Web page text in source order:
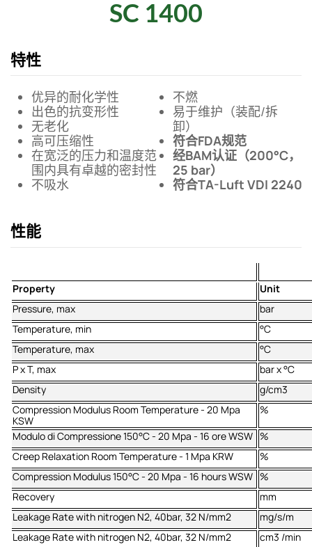
SC 1400
特性
优异的耐化学性
出色的抗变形性
无老化
高可压缩性
在宽泛的压力和温度范
围内具有卓越的密封性
不吸水
不燃
易于维护（装配/拆
卸）
符合FDA规范
经BAM认证（200°C，
25 bar）
符合TA-Luft VDI 2240
性能
Property
Unit
Pressure, max
bar
Temperature, min
°C
Temperature, max
°C
P x T, max
bar x °C
Density
g/cm3
Compression Modulus Room Temperature - 20 Mpa
KSW
%
Modulo di Compressione 150°C - 20 Mpa - 16 ore WSW %
Creep Relaxation Room Temperature - 1 Mpa KRW
%
Compression Modulus 150°C - 20 Mpa - 16 hours WSW %
Recovery
mm
Leakage Rate with nitrogen N2, 40bar, 32 N/mm2
mg/s/m
Leakage Rate with nitrogen N2, 40bar, 32 N/mm2
cm3 /min